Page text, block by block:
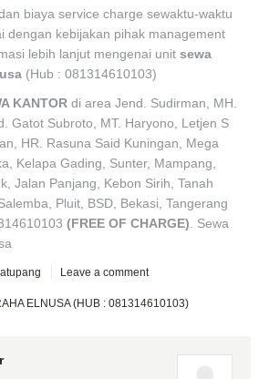
biaya service charge sewaktu-waktu
dengan kebijakan pihak management
lebih lanjut mengenai unit sewa
(Hub : 081314610103)
KANTOR di area Jend. Sudirman, MH.
Gatot Subroto, MT. Haryono, Letjen S
HR. Rasuna Said Kuningan, Mega
Kelapa Gading, Sunter, Mampang,
Jalan Panjang, Kebon Sirih, Tanah
Pluit, BSD, Bekasi, Tangerang
(FREE OF CHARGE) . Sewa
Leave a comment
ELNUSA (HUB : 081314610103)